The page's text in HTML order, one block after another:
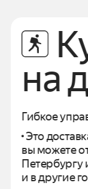
на
Гибкое
Это
вы можете
Петербургу
и в другие